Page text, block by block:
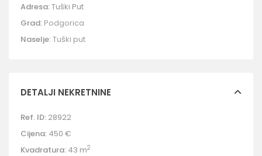
Adresa:Tuški Put
Grad: Podgorica
Naselje:Tuški put
DETALJI NEKRETNINE
Ref. ID: 28922
Cijena: 450 €
Kvadratura: 43 m2